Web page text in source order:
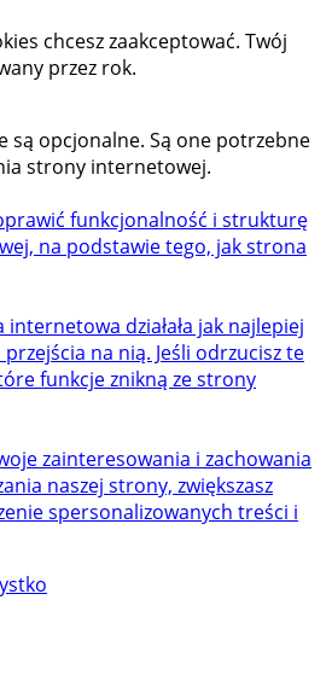
chcesz zaakceptować. Twój
przez rok.
są opcjonalne. Są one potrzebne
strony internetowej.
funkcjonalność i strukturę
na podstawie tego, jak strona
działała jak najlepiej
na nią. Jeśli odrzucisz te
funkcje znikną ze strony
zainteresowania i zachowania
naszej strony, zwiększasz
spersonalizowanych treści i